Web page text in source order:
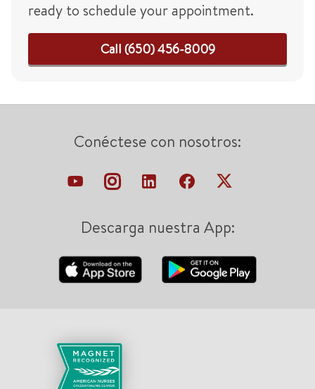
ready to schedule your appointment.
Call (650) 456-8009
Conéctese con nosotros:
Descarga nuestra App: